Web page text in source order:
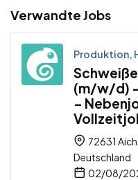
Verwandte Jobs
Produktion,
(m/w/d)
–
72631
Deutschland
02/08/